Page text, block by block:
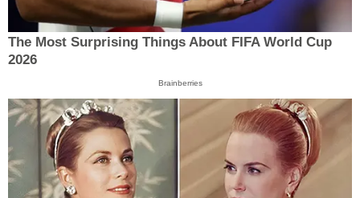
The Most Surprising Things About FIFA World Cup
2026
Brainberries